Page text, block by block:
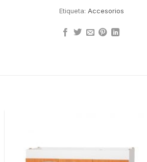
Etiqueta: Accesorios